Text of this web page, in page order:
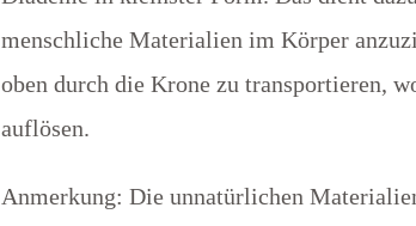
menschliche Materialien im Körper
oben durch die Krone zu transportieren,
auflösen.
Anmerkung: Die unnatürlichen